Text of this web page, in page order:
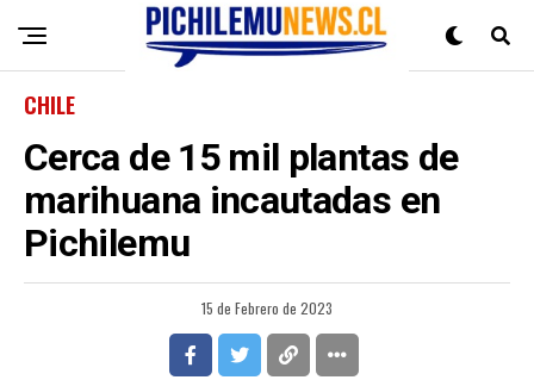
CHILE
Cerca de 15 mil plantas de
marihuana incautadas en
Pichilemu
15 de Febrero de 2023